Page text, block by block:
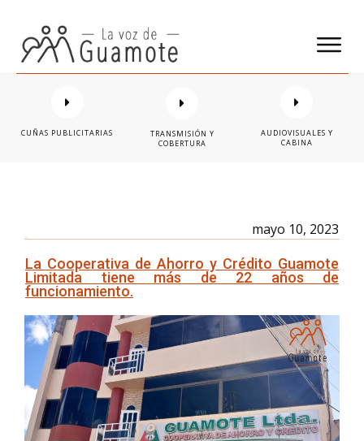
CUÑAS PUBLICITARIAS
TRANSMISIÓN Y
COBERTURA
AUDIOVISUALES Y
CABINA
mayo 10, 2023
La Cooperativa de Ahorro y Crédito Guamote
Limitada tiene más de 22 años de
funcionamiento.